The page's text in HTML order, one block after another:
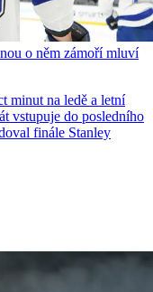
o něm zámoří mluví
minut na ledě a letní
vstupuje do posledního
finále Stanley